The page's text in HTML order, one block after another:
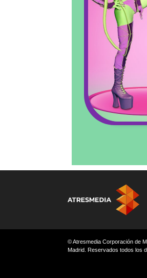
© Atresmedia Corporación de
Madrid. Reservados todos los